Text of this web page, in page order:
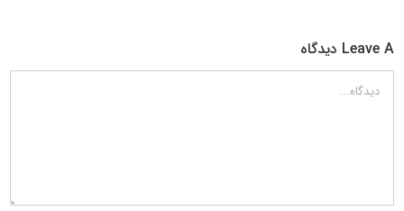
Leave A دیدگاه
دیدگاه